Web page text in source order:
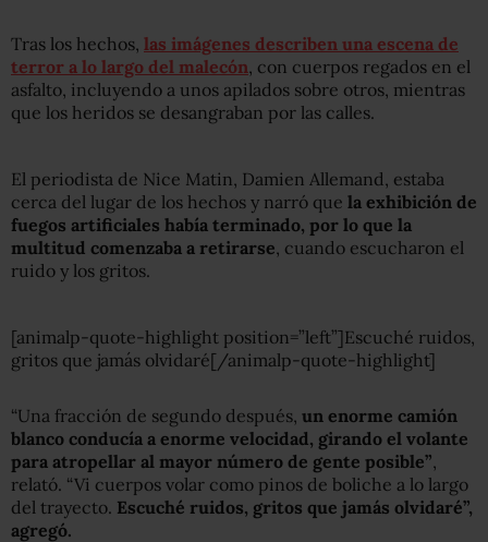
Tras los hechos, las imágenes describen una escena de
terror a lo largo del malecón, con cuerpos regados en el
asfalto, incluyendo a unos apilados sobre otros, mientras
que los heridos se desangraban por las calles.
El periodista de Nice Matin, Damien Allemand, estaba
cerca del lugar de los hechos y narró que la exhibición de
fuegos artificiales había terminado, por lo que la
multitud comenzaba a retirarse, cuando escucharon el
ruido y los gritos.
[animalp-quote-highlight position=”left”]Escuché ruidos,
gritos que jamás olvidaré[/animalp-quote-highlight]
“Una fracción de segundo después, un enorme camión
blanco conducía a enorme velocidad, girando el volante
para atropellar al mayor número de gente posible”,
relató. “Vi cuerpos volar como pinos de boliche a lo largo
del trayecto. Escuché ruidos, gritos que jamás olvidaré”,
agregó.